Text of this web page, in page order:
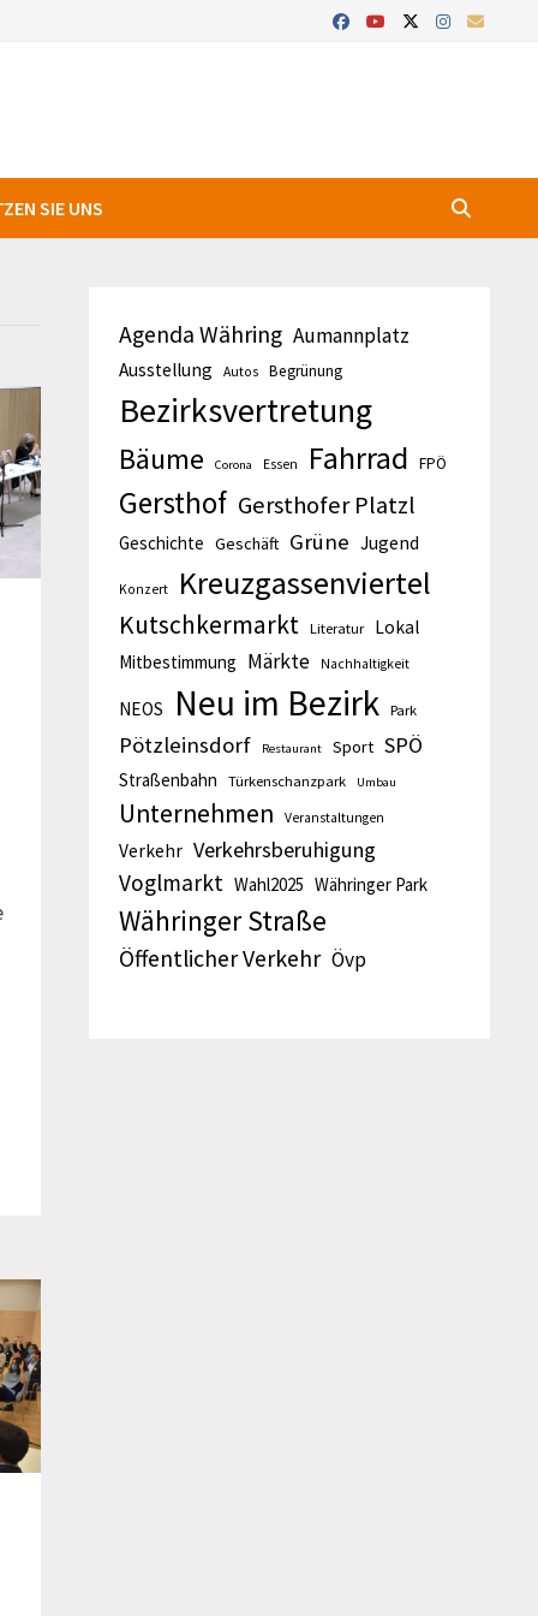
SIE UNS
Agenda Währing Aumannplatz
Ausstellung Autos Begrünung
Bezirksvertretung
Bäume Corona Essen Fahrrad FPÖ
Gersthof Gersthofer Platzl
Geschichte Geschäft Grüne Jugend
Konzert Kreuzgassenviertel
Kutschkermarkt Literatur
Lokal
Mitbestimmung Märkte Nachhaltigkeit
NEOS Neu im Bezirk Park
Pötzleinsdorf Restaurant Sport SPÖ
Straßenbahn Türkenschanzpark Umbau
Unternehmen Veranstaltungen
Verkehr Verkehrsberuhigung
Voglmarkt Wahl2025 Währinger Park
Währinger Straße
Öffentlicher Verkehr Övp